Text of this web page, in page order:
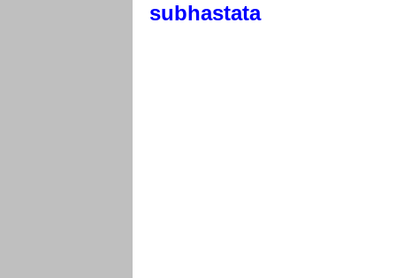
subhastata